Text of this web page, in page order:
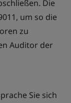
Die
um so die
zu
Auditor der
Sie sich